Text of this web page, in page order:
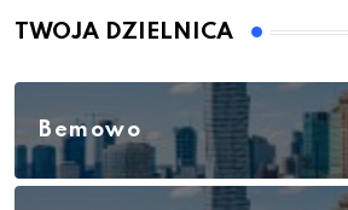
TWOJA DZIELNICA
Bemowo